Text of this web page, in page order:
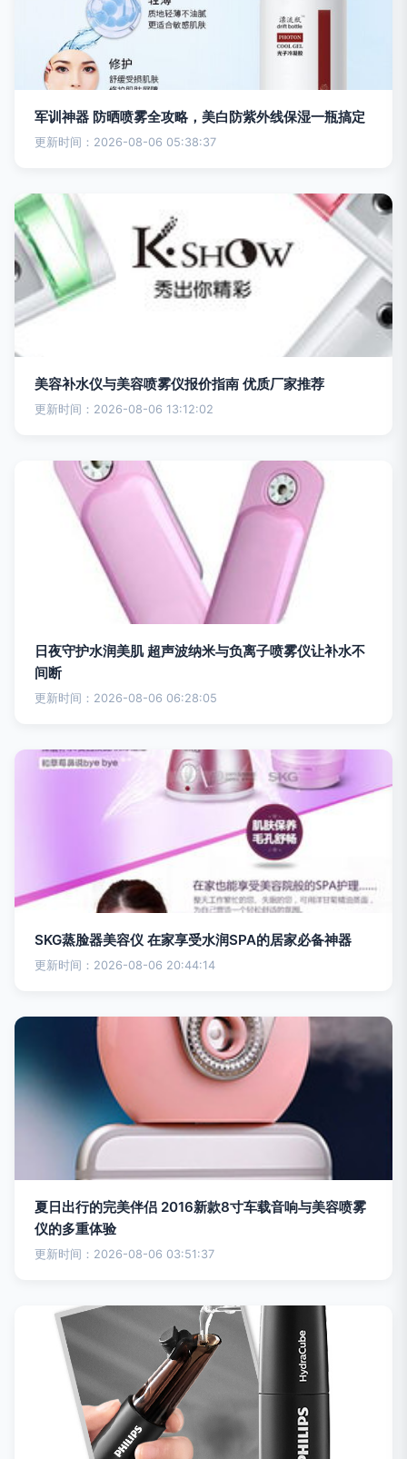
军训神器 防晒喷雾全攻略，美白防紫外线保湿一瓶搞定
更新时间：2026-08-06 05:38:37
美容补水仪与美容喷雾仪报价指南 优质厂家推荐
更新时间：2026-08-06 13:12:02
日夜守护水润美肌 超声波纳米与负离子喷雾仪让补水不
间断
更新时间：2026-08-06 06:28:05
SKG蒸脸器美容仪 在家享受水润SPA的居家必备神器
更新时间：2026-08-06 20:44:14
夏日出行的完美伴侣 2016新款8寸车载音响与美容喷雾
仪的多重体验
更新时间：2026-08-06 03:51:37